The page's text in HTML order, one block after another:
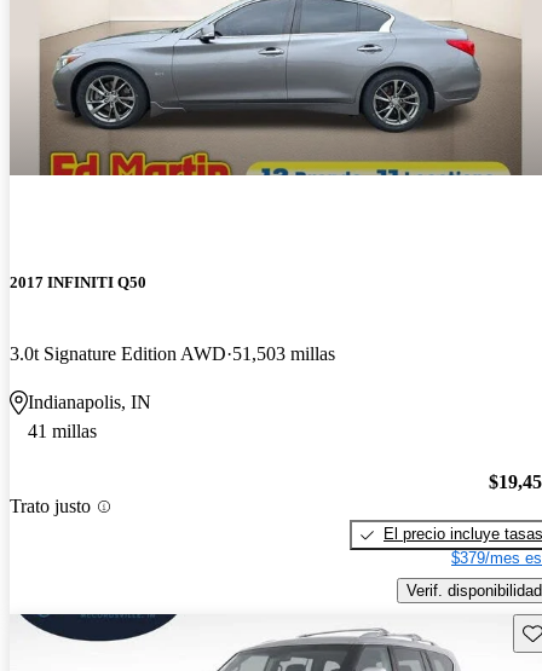
2017 INFINITI Q50
3.0t Signature Edition AWD 51,503 millas
Indianapolis, IN
41 millas
Trato justo
El precio incluye tasas
$379/mes
Verif. disponibilidad